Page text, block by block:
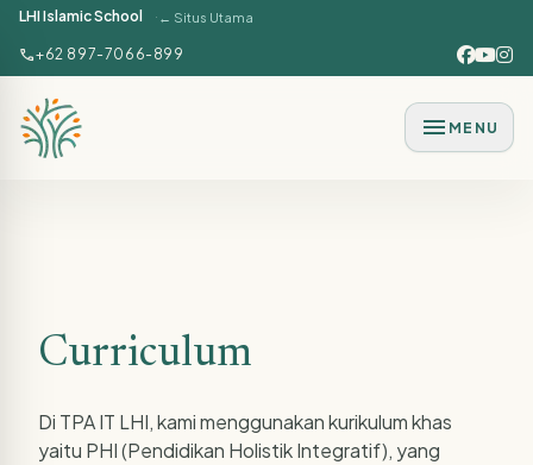
LHI Islamic School ← Situs Utama
Lewati ke konten utama
call+62 897-7066-899
menu MENU
Curriculum
Di TPA IT LHI, kami menggunakan kurikulum khas
yaitu PHI (Pendidikan Holistik Integratif), yang